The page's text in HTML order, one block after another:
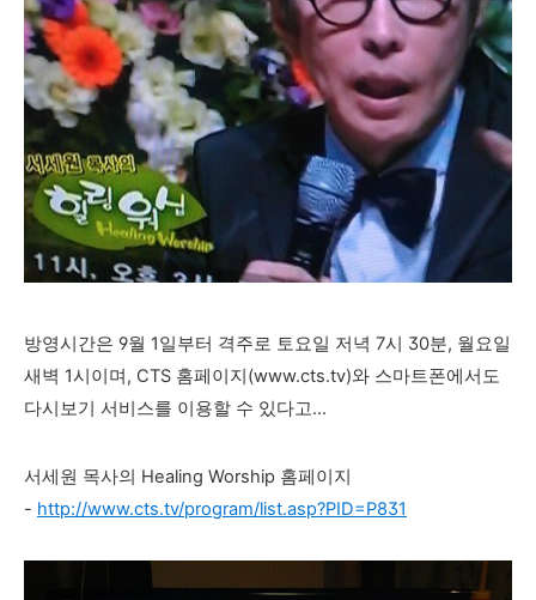
방영시간은 9월 1일부터 격주로 토요일 저녁 7시 30분, 월요일
새벽 1시이며, CTS 홈페이지(www.cts.tv)와 스마트폰에서도
다시보기 서비스를 이용할 수 있다고...
서세원 목사의 Healing Worship 홈페이지
- http://www.cts.tv/program/list.asp?PID=P831